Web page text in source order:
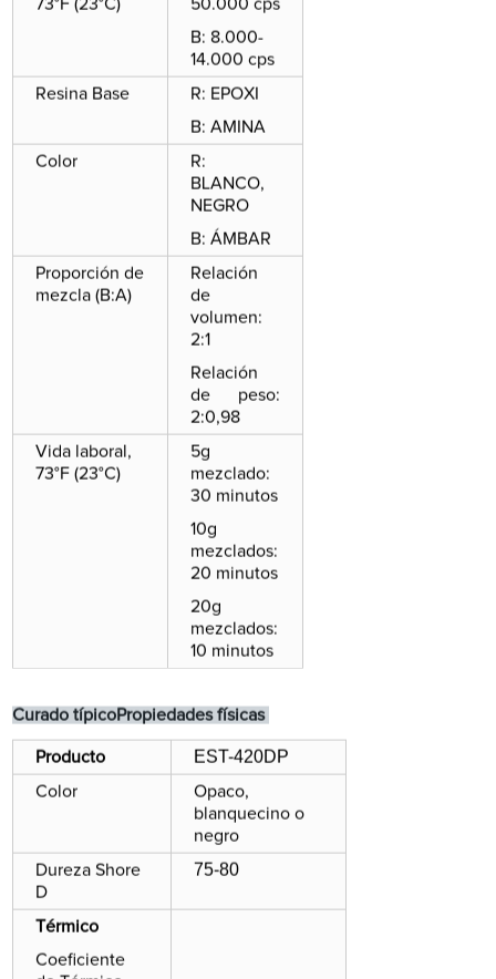
73°F (23°C)
50.000 cps
B: 8.000-
14.000 cps
Resina Base
R: EPOXI
B: AMINA
Color
R:
BLANCO,
NEGRO
B: ÁMBAR
Proporción de
mezcla (B:A)
Relación
de
volumen:
2:1
Relación
de peso:
2:0,98
Vida laboral,
73°F (23°C)
5g
mezclado:
30 minutos
10g
mezclados:
20 minutos
20g
mezclados:
10 minutos
Curado típicoPropiedades físicas
Producto EST-420DP
Color
Opaco,
blanquecino o
negro
Dureza Shore
D
75-80
Térmico
Coeficiente